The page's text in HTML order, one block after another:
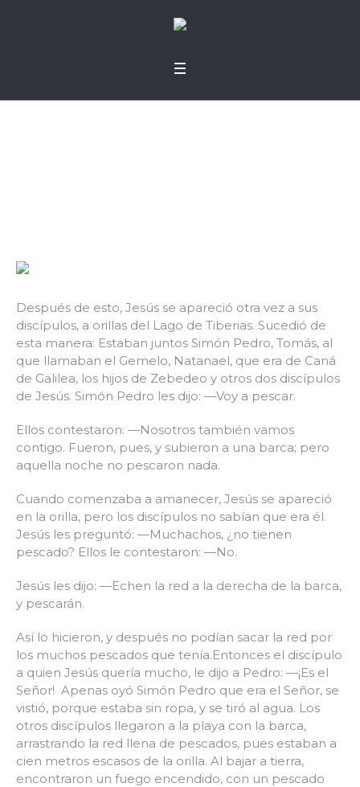
Después de esto, Jesús se apareció otra vez a sus
discípulos, a orillas del Lago de Tiberias. Sucedió de
esta manera: Estaban juntos Simón Pedro, Tomás, al
que llamaban el Gemelo, Natanael, que era de Caná
de Galilea, los hijos de Zebedeo y otros dos discípulos
de Jesús. Simón Pedro les dijo: —Voy a pescar.
Ellos contestaron: —Nosotros también vamos
contigo. Fueron, pues, y subieron a una barca; pero
aquella noche no pescaron nada.
Cuando comenzaba a amanecer, Jesús se apareció
en la orilla, pero los discípulos no sabían que era él.
Jesús les preguntó: —Muchachos, ¿no tienen
pescado? Ellos le contestaron: —No.
Jesús les dijo: —Echen la red a la derecha de la barca,
y pescarán.
Así lo hicieron, y después no podían sacar la red por
los muchos pescados que tenía.Entonces el discípulo
a quien Jesús quería mucho, le dijo a Pedro: —¡Es el
Señor! Apenas oyó Simón Pedro que era el Señor, se
vistió, porque estaba sin ropa, y se tiró al agua. Los
otros discípulos llegaron a la playa con la barca,
arrastrando la red llena de pescados, pues estaban a
cien metros escasos de la orilla. Al bajar a tierra,
encontraron un fuego encendido, con un pescado